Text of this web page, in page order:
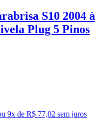
S10 2004 à
Plug 5 Pinos
9x de R$ 77,02 sem juros